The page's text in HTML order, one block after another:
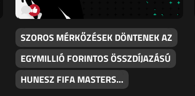
SZOROS MÉRKŐZÉSEK DÖNTENEK AZ
EGYMILLIÓ FORINTOS ÖSSZDÍJAZÁSÚ
HUNESZ FIFA MASTERS…